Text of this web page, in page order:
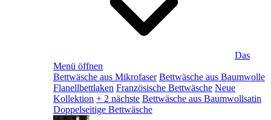
Das
Menü öffnen
Bettwäsche aus Mikrofaser Bettwäsche aus Baumwolle
Flanellbettlaken Französische Bettwäsche Neue
Kollektion + 2 nächste Bettwäsche aus Baumwollsatin
Doppelseitige Bettwäsche